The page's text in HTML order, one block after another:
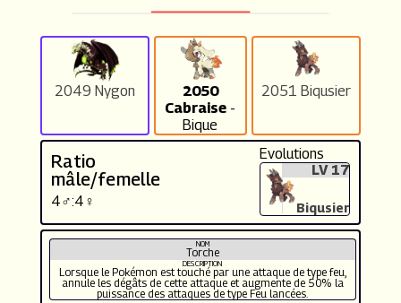
2049 Nygon
2050
Cabraise -
Bique
2051 Biqusier
Ratio
mâle/femelle
4♂:4♀
Evolutions
LV 17
Biqusier
NOM
Torche
DESCRIPTION
Lorsque le Pokémon est touché par une attaque de type feu,
annule les dégâts de cette attaque et augmente de 50% la
puissance des attaques de type Feu lancées.